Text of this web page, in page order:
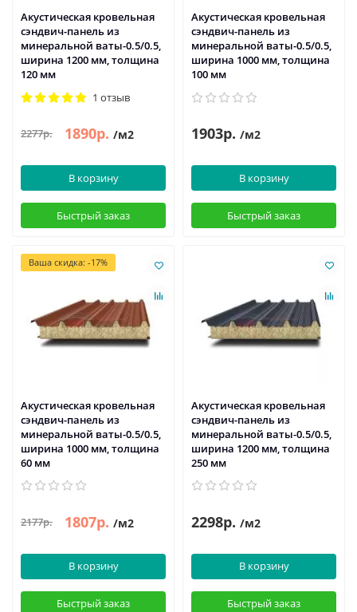
Акустическая кровельная
сэндвич-панель из
минеральной ваты-0.5/0.5,
ширина 1200 мм, толщина
120 мм
1 отзыв
2277р. 1890р. /м2
В корзину
Быстрый заказ
Акустическая кровельная
сэндвич-панель из
минеральной ваты-0.5/0.5,
ширина 1000 мм, толщина
100 мм
1903р. /м2
В корзину
Быстрый заказ
Ваша скидка: -17%
Акустическая кровельная
сэндвич-панель из
минеральной ваты-0.5/0.5,
ширина 1000 мм, толщина
60 мм
2177р. 1807р. /м2
В корзину
Быстрый заказ
Акустическая кровельная
сэндвич-панель из
минеральной ваты-0.5/0.5,
ширина 1200 мм, толщина
250 мм
2298р. /м2
В корзину
Быстрый заказ